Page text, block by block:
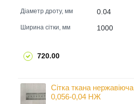
Діаметр дроту, мм 0.04
Ширина сітки, мм 1000
720.00
Сітка ткана нержавіюча
0,056-0,04 НЖ